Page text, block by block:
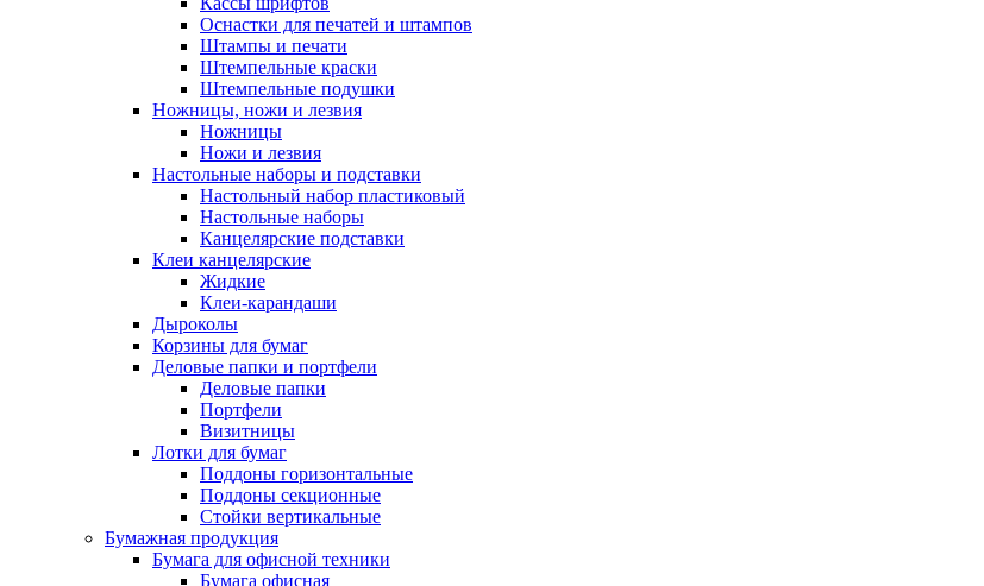
Оснастки для печатей и штампов
Штампы и печати
Штемпельные краски
Штемпельные подушки
Ножницы, ножи и лезвия
Ножницы
Ножи и лезвия
Настольные наборы и подставки
Настольный набор пластиковый
Настольные наборы
Канцелярские подставки
Клеи канцелярские
Жидкие
Клеи-карандаши
Дыроколы
Корзины для бумаг
Деловые папки и портфели
Деловые папки
Портфели
Визитницы
Лотки для бумаг
Поддоны горизонтальные
Поддоны секционные
Стойки вертикальные
Бумажная продукция
Бумага для офисной техники
Бумага офисная